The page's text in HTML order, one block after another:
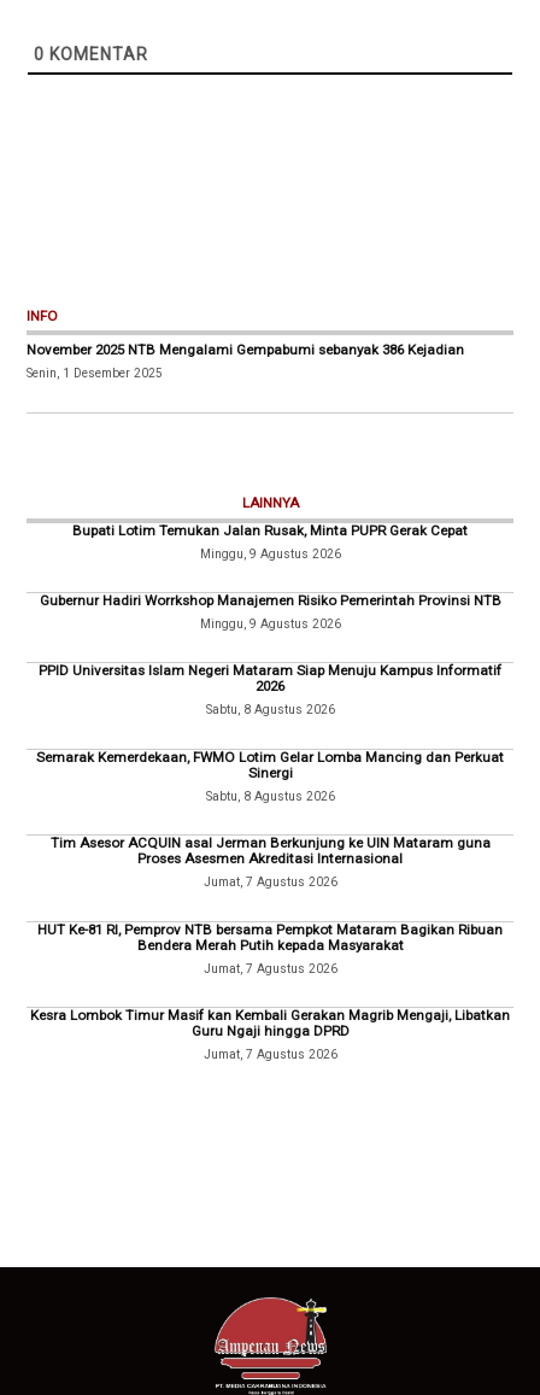
0 KOMENTAR
INFO
November 2025 NTB Mengalami Gempabumi sebanyak 386 Kejadian
Senin, 1 Desember 2025
LAINNYA
Bupati Lotim Temukan Jalan Rusak, Minta PUPR Gerak Cepat
Minggu, 9 Agustus 2026
Gubernur Hadiri Worrkshop Manajemen Risiko Pemerintah Provinsi NTB
Minggu, 9 Agustus 2026
PPID Universitas Islam Negeri Mataram Siap Menuju Kampus Informatif
2026
Sabtu, 8 Agustus 2026
Semarak Kemerdekaan, FWMO Lotim Gelar Lomba Mancing dan Perkuat
Sinergi
Sabtu, 8 Agustus 2026
Tim Asesor ACQUIN asal Jerman Berkunjung ke UIN Mataram guna
Proses Asesmen Akreditasi Internasional
Jumat, 7 Agustus 2026
HUT Ke-81 RI, Pemprov NTB bersama Pempkot Mataram Bagikan Ribuan
Bendera Merah Putih kepada Masyarakat
Jumat, 7 Agustus 2026
Kesra Lombok Timur Masif kan Kembali Gerakan Magrib Mengaji, Libatkan
Guru Ngaji hingga DPRD
Jumat, 7 Agustus 2026